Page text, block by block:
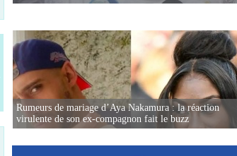
Rumeurs de mariage d’Aya Nakamura : la réaction
virulente de son ex-compagnon fait le buzz